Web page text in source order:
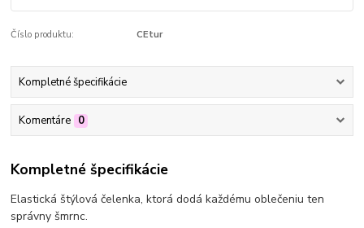
Číslo produktu: CEtur
Kompletné špecifikácie
Komentáre 0
Kompletné špecifikácie
Elastická štýlová čelenka, ktorá dodá každému oblečeniu ten
správny šmrnc.